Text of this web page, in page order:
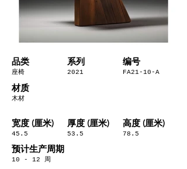
​品类
座椅
系列
2021
编号
FA21-10-A
材质
木材
宽度 (厘米)
45.5
厚度 (厘米)
53.5
高度 (厘米)
78.5
预计生产周期
10 - 12 周